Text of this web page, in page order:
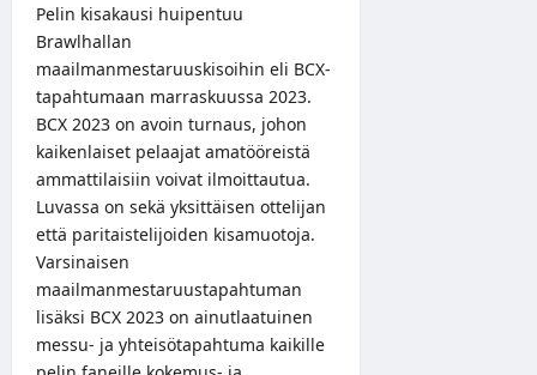
Pelin kisakausi huipentuu
Brawlhallan
maailmanmestaruuskisoihin eli BCX-
tapahtumaan marraskuussa 2023.
BCX 2023 on avoin turnaus, johon
kaikenlaiset pelaajat amatööreistä
ammattilaisiin voivat ilmoittautua.
Luvassa on sekä yksittäisen ottelijan
että paritaistelijoiden kisamuotoja.
Varsinaisen
maailmanmestaruustapahtuman
lisäksi BCX 2023 on ainutlaatuinen
messu- ja yhteisötapahtuma kaikille